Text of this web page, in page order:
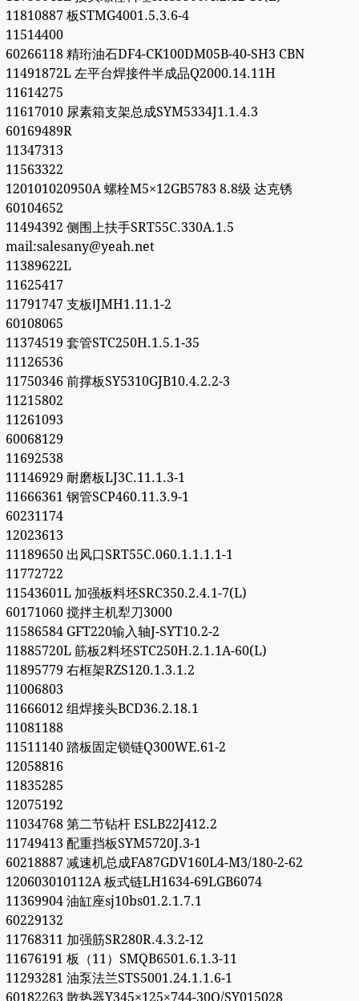
11810887 板STMG4001.5.3.6-4
11514400
60266118 精珩油石DF4-CK100DM05B-40-SH3 CBN
11491872L 左平台焊接件半成品Q2000.14.11H
11614275
11617010 尿素箱支架总成SYM5334J1.1.4.3
60169489R
11347313
11563322
120101020950A 螺栓M5×12GB5783 8.8级 达克锈
60104652
11494392 侧围上扶手SRT55C.330A.1.5
mail:salesany@yeah.net
11389622L
11625417
11791747 支板ⅠJMH1.11.1-2
60108065
11374519 套管STC250H.1.5.1-35
11126536
11750346 前撑板SY5310GJB10.4.2.2-3
11215802
11261093
60068129
11692538
11146929 耐磨板LJ3C.11.1.3-1
11666361 钢管SCP460.11.3.9-1
60231174
12023613
11189650 出风口SRT55C.060.1.1.1.1-1
11772722
11543601L 加强板料坯SRC350.2.4.1-7(L)
60171060 搅拌主机犁刀3000
11586584 GFT220输入轴J-SYT10.2-2
11885720L 筋板2料坯STC250H.2.1.1A-60(L)
11895779 右框架RZS120.1.3.1.2
11006803
11666012 组焊接头BCD36.2.18.1
11081188
11511140 踏板固定锁链Q300WE.61-2
12058816
11835285
12075192
11034768 第二节钻杆 ESLB22J412.2
11749413 配重挡板SYM5720J.3-1
60218887 减速机总成FA87GDV160L4-M3/180-2-62
120603010112A 板式链LH1634-69LGB6074
11369904 油缸座sj10bs01.2.1.7.1
60229132
11768311 加强筋SR280R.4.3.2-12
11676191 板（11）SMQB6501.6.1.3-11
11293281 油泵法兰STS5001.24.1.1.6-1
60182263 散热器Y345×125×744-30Q/SY015028